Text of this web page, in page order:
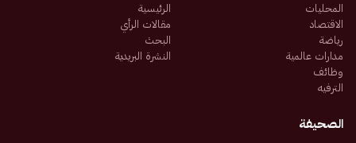
المحليات
الاقتصاد
رياضة
مدارات عالمية
وظائف
الترفيه
الرئيسية
مقالات الرأي
البحث
النشرة البريدية
الصحيفة